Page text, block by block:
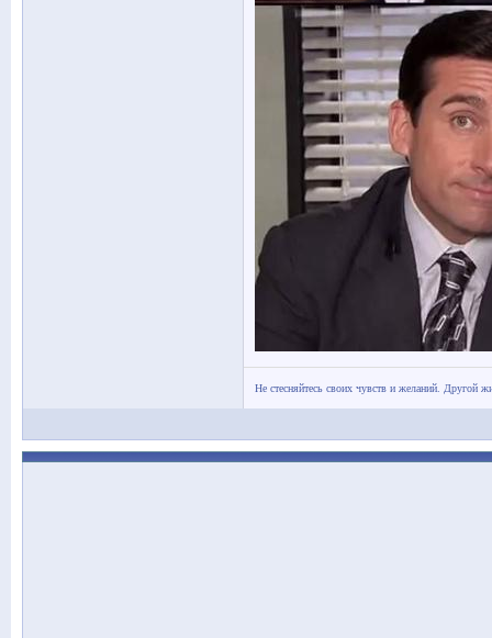
Не стесняйтесь своих чувств и желаний. Другой